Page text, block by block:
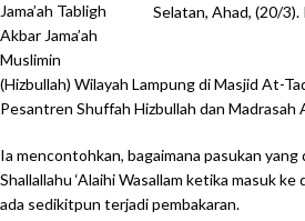
Selatan, Ahad, (20/
Jama’ah Tabligh
Akbar Jama’ah
Muslimin
(Hizbullah) Wilayah Lampung di Masjid At-
Pesantren Shuffah Hizbullah dan Madrasah
Ia mencontohkan, bagaimana pasukan yang
Shallallahu ‘Alaihi Wasallam ketika masuk
ada sedikitpun terjadi pembakaran.